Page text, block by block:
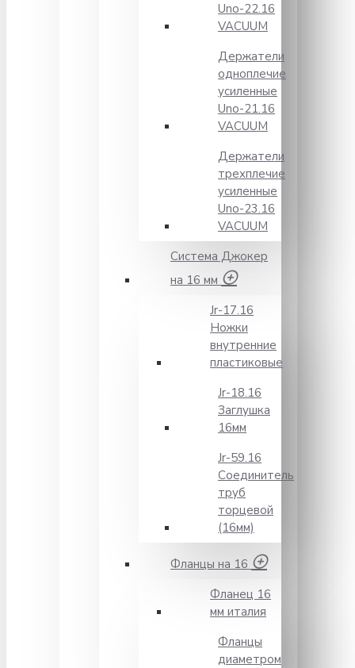
Unо-22.16
VACUUM
Держатели
одноплечие
усиленные
Uno-21.16
VACUUM
Держатели
трехплечие
усиленные
Unо-23.16
VACUUM
Система Джокер
на 16 мм
Jr-17.16
Ножки
внутренние
пластиковые
Jr-18.16
Заглушка
16мм
Jr-59.16
Соединитель
труб
торцевой
(16мм)
Фланцы на 16
Фланец 16
мм италия
Фланцы
диаметром